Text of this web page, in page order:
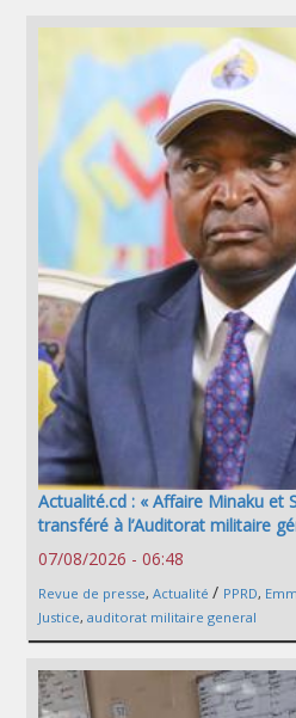
Actualité.cd : « Affaire Minaku et
transféré à l’Auditorat militaire
07/08/2026 - 06:48
Revue de presse, Actualité / PPRD,
Justice, auditorat militaire general